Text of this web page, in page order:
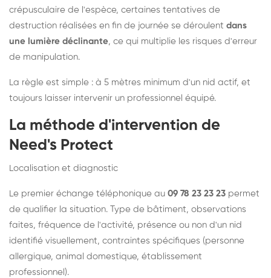
crépusculaire de l'espèce, certaines tentatives de
destruction réalisées en fin de journée se déroulent dans
une lumière déclinante, ce qui multiplie les risques d'erreur
de manipulation.
La règle est simple : à 5 mètres minimum d'un nid actif, et
toujours laisser intervenir un professionnel équipé.
La méthode d'intervention de
Need's Protect
Localisation et diagnostic
Le premier échange téléphonique au 09 78 23 23 23 permet
de qualifier la situation. Type de bâtiment, observations
faites, fréquence de l'activité, présence ou non d'un nid
identifié visuellement, contraintes spécifiques (personne
allergique, animal domestique, établissement
professionnel).